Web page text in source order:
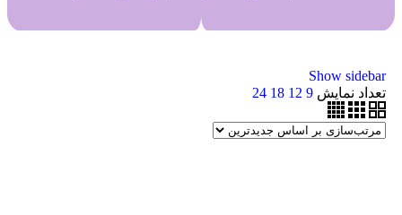
Show sidebar
تعداد نمایش 9
12
18
24